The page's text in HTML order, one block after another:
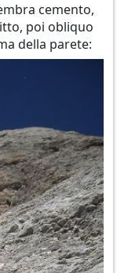
cemento,
poi obliquo
della parete: